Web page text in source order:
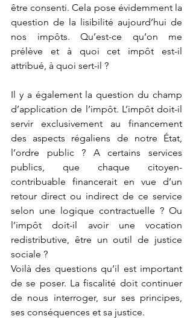
être consenti. Cela pose évidemment la
question de la lisibilité aujourd’hui de
nos impôts. Qu’est-ce qu’on me
prélève et à quoi cet impôt est-il
attribué, à quoi sert-il ?
Il y a également la question du champ
d’application de l’impôt. L’impôt doit-il
servir exclusivement au financement
des aspects régaliens de notre État,
l’ordre public ? A certains services
publics, que chaque citoyen-
contribuable financerait en vue d’un
retour direct ou indirect de ce service
selon une logique contractuelle ? Ou
l’impôt doit-il avoir une vocation
redistributive, être un outil de justice
sociale ?
Voilà des questions qu’il est important
de se poser. La fiscalité doit continuer
de nous interroger, sur ses principes,
ses conséquences et sa justice.